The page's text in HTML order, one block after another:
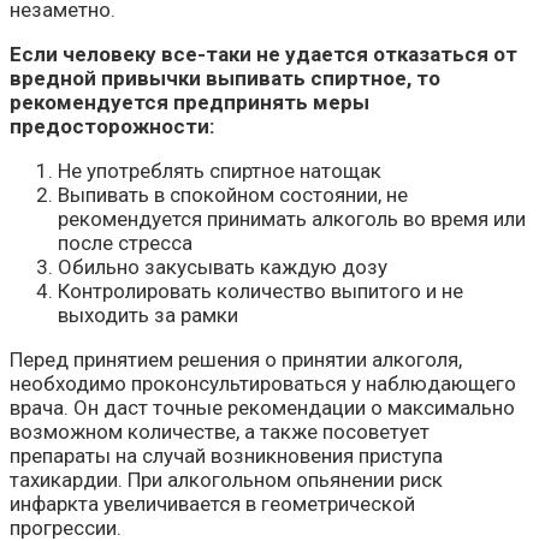
незаметно.
Если человеку все-таки не удается отказаться от
вредной привычки выпивать спиртное, то
рекомендуется предпринять меры
предосторожности:
Не употреблять спиртное натощак
Выпивать в спокойном состоянии, не
рекомендуется принимать алкоголь во время или
после стресса
Обильно закусывать каждую дозу
Контролировать количество выпитого и не
выходить за рамки
Перед принятием решения о принятии алкоголя,
необходимо проконсультироваться у наблюдающего
врача. Он даст точные рекомендации о максимально
возможном количестве, а также посоветует
препараты на случай возникновения приступа
тахикардии. При алкогольном опьянении риск
инфаркта увеличивается в геометрической
прогрессии.